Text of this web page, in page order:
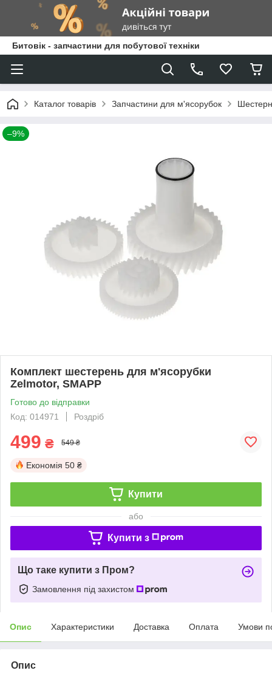
Битовік - запчастини для побутової техніки
Каталог товарів Запчастини для м'ясорубок
–9%
Комплект шестерень для м'ясорубки
Zelmotor, SMAPP
Готово до відправки
Код: 014971
Роздріб
499 ₴ 549 ₴
Економія 50 ₴
Купити
або
Купити з
Що таке купити з Пром?
Замовлення під захистом
Опис Характеристики Доставка Оплата Умови
Опис